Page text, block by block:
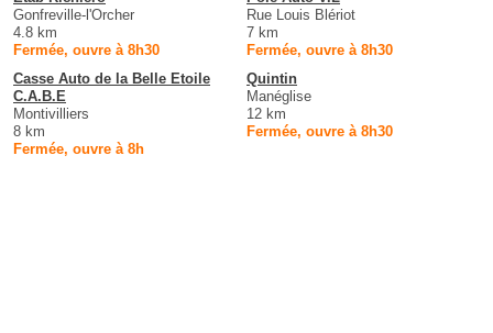
Gonfreville-l'Orcher
4.8 km
Fermée, ouvre à 8h30
Rue Louis Blériot
7 km
Fermée, ouvre à 8h30
Casse Auto de la Belle Etoile
C.A.B.E
Montivilliers
8 km
Fermée, ouvre à 8h
Quintin
Manéglise
12 km
Fermée, ouvre à 8h30